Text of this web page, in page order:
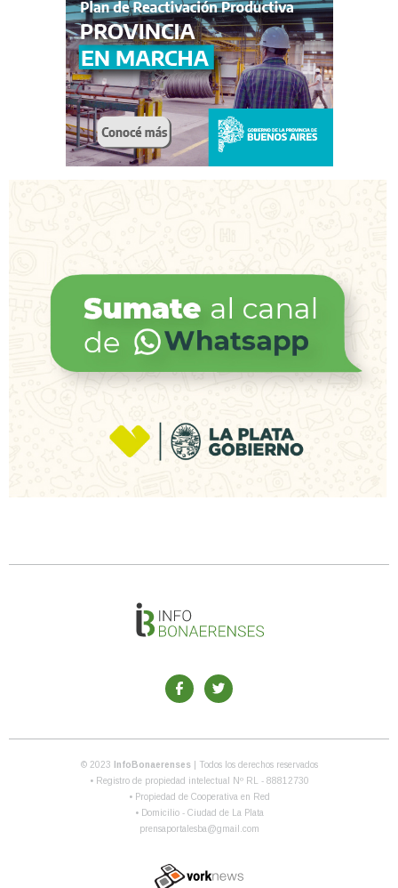
© 2023 InfoBonaerenses
| Todos los derechos reservados
• Registro de propiedad intelectual Nº RL - 88812730
• Propiedad de Cooperativa en Red
• Domicilio - Ciudad de La Plata
prensaportalesba@gmail.com